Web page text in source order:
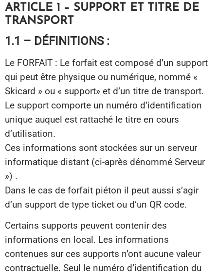
ARTICLE 1 – SUPPORT ET TITRE DE
TRANSPORT
1.1 – DÉFINITIONS :
Le FORFAIT : Le forfait est composé d’un support
qui peut être physique ou numérique, nommé «
Skicard » ou « support» et d’un titre de transport.
Le support comporte un numéro d’identification
unique auquel est rattaché le titre en cours
d’utilisation.
Ces informations sont stockées sur un serveur
informatique distant (ci-après dénommé Serveur
») .
Dans le cas de forfait piéton il peut aussi s’agir
d’un support de type ticket ou d’un QR code.
Certains supports peuvent contenir des
informations en local. Les informations
contenues sur ces supports n’ont aucune valeur
contractuelle. Seul le numéro d’identification du